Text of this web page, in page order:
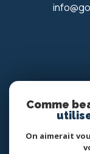
Comme
On aimerait